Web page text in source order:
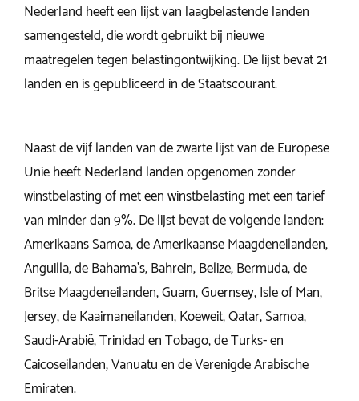
Nederland heeft een lijst van laagbelastende landen
samengesteld, die wordt gebruikt bij nieuwe
maatregelen tegen belastingontwijking. De lijst bevat 21
landen en is gepubliceerd in de Staatscourant.
Naast de vijf landen van de zwarte lijst van de Europese
Unie heeft Nederland landen opgenomen zonder
winstbelasting of met een winstbelasting met een tarief
van minder dan 9%. De lijst bevat de volgende landen:
Amerikaans Samoa, de Amerikaanse Maagdeneilanden,
Anguilla, de Bahama’s, Bahrein, Belize, Bermuda, de
Britse Maagdeneilanden, Guam, Guernsey, Isle of Man,
Jersey, de Kaaimaneilanden, Koeweit, Qatar, Samoa,
Saudi-Arabië, Trinidad en Tobago, de Turks- en
Caicoseilanden, Vanuatu en de Verenigde Arabische
Emiraten.